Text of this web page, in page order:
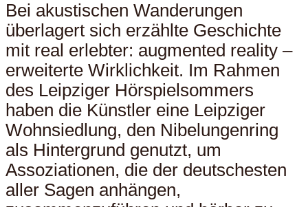
Bei akustischen Wanderungen
überlagert sich erzählte Geschichte
mit real erlebter: augmented reality –
erweiterte Wirklichkeit. Im Rahmen
des Leipziger Hörspielsommers
haben die Künstler eine Leipziger
Wohnsiedlung, den Nibelungenring
als Hintergrund genutzt, um
Assoziationen, die der deutschesten
aller Sagen anhängen,